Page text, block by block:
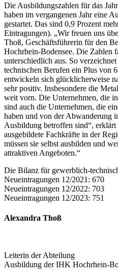
Die Ausbildungszahlen für das
haben im vergangenen Jahr eine
gestartet. Das sind 0,9 Prozent
Eintragungen). „Wir freuen uns
Thoß, Geschäftsführerin für den
Hochrhein-Bodensee. Die Zahlen
unterschiedlich aus. So
technischen Berufen ein Plus von
entwickeln sich glücklicherweise
sehr positiv. Insbesondere die
weit vorn. Die Unternehmen, die
sind auch die Unternehmen, die
haben und von der Abwanderung
Ausbildung betroffen sind“,
ausgebildete Fachkräfte in der
müssen sie selbst ausbilden und
attraktiven Angeboten.“
Die Bilanz für gewerblich-
Neueintragungen 12/2021: 670
Neueintragungen 12/2022: 703
Neueintragungen 12/2023: 751
Alexandra Thoß
Leiterin der Abteilung
Ausbildung der IHK Hochrhein-